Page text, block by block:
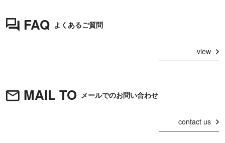
FAQ よくあるご質問
view
MAIL TO メールでのお問い合わせ
contact us